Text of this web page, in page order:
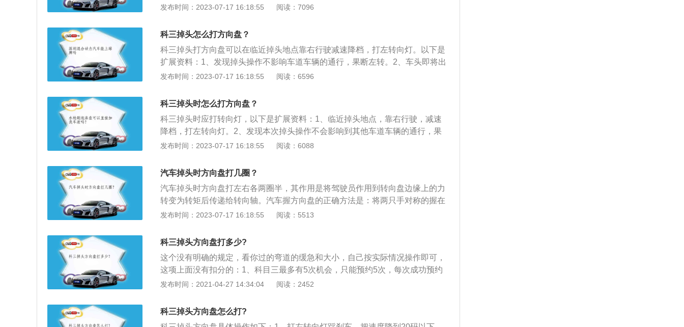
失去动力的车辆会显得很被动，容易发生交通事故。变速换挡要牢记“加挡先加
把车速先降下来。2、换挡方法：手动挡汽车换挡时离合一定要踩到底，如果不
踩到底进行换挡容易产生异响，齿轮也会受到伤害。速度与档位匹配。一般而言
一档对应10-20km/h，二挡对应20-30km/h，三挡对应30-40km/h，四挡对应40-5
0km/h，五档速度在60km/h或以上。
发布时间：2023-07-17 16:18:55 阅读：7096
科三掉头怎么打方向盘？
科三掉头打方向盘可以在临近掉头地点靠右行驶减速降档，打左转向灯。以下是
扩展资料：1、发现掉头操作不影响车道车辆的通行，果断左转。2、车头即将出
道路左侧边线时，马上回正，刹车并向右急打两圈方向。3、鸣喇叭并观察车后
成左转弯掉头时，立即停车，迅速挂1档，向左打死方向，完成掉头。
发布时间：2023-07-17 16:18:55 阅读：6596
科三掉头时怎么打方向盘？
科三掉头时应打转向灯，以下是扩展资料：1、临近掉头地点，靠右行驶，减速
降档，打左转向灯。2、发现本次掉头操作不会影响到其他车道车辆的通行，果
断左转。3、车头即将出道路左侧边线时，马上回正，刹车并向右急打两圈方
倒车。5、确定有足够空间完成左转弯掉头时，立即停车，迅速挂1档，向左打死
方向，完成掉头。
发布时间：2023-07-17 16:18:55 阅读：6088
汽车掉头时方向盘打几圈？
汽车掉头时方向盘打左右各两圈半，其作用是将驾驶员作用到转向盘边缘上的力
转变为转矩后传递给转向轴。汽车握方向盘的正确方法是：将两只手对称的握在
方向盘两侧，9点钟和3点钟左右位置，拇指自然搭放在方向盘内圈壁上。控制汽
态；2、眼睛直视前方，左手轻握方向盘左左侧，右手轻握方向盘右侧，双臂放
松自然下垂；3、手里的动作应相互平衡，避免不必要的晃动。
发布时间：2023-07-17 16:18:55 阅读：5513
科三掉头方向盘打多少?
这个没有明确的规定，看你过的弯道的缓急和大小，自己按实际情况操作即可，
这项上面没有扣分的：1、科目三最多有5次机会，只能预约5次，每次成功预约
考试有2次机会，如果2次机会都没有考过，就需要补考；2、没有参加补考或补
考证明有效期内，科目三考试次数不得超过5次，如果第5次考试仍不及格的，就
会导致其他已考试及格的科目成绩无效。
发布时间：2021-04-27 14:34:04 阅读：2452
科三掉头方向盘怎么打?